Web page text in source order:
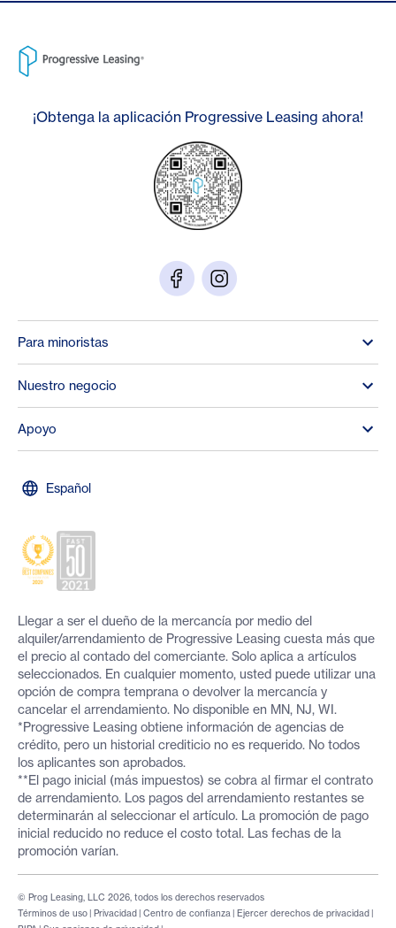
¡Obtenga la aplicación Progressive Leasing ahora!
Para minoristas
Nuestro negocio
Apoyo
Español
Llegar a ser el dueño de la mercancía por medio del
alquiler/arrendamiento de Progressive Leasing cuesta más que
el precio al contado del comerciante. Solo aplica a artículos
seleccionados. En cualquier momento, usted puede utilizar una
opción de compra temprana o devolver la mercancía y
cancelar el arrendamiento. No disponible en MN, NJ, WI.
*Progressive Leasing obtiene información de agencias de
crédito, pero un historial crediticio no es requerido. No todos
los aplicantes son aprobados.
**El pago inicial (más impuestos) se cobra al firmar el contrato
de arrendamiento. Los pagos del arrendamiento restantes se
determinarán al seleccionar el artículo. La promoción de pago
inicial reducido no reduce el costo total. Las fechas de la
promoción varían.
Términos de uso | Privacidad | Centro de confianza | Ejercer derechos de privacidad |
© Prog Leasing, LLC 2026, todos los derechos reservados